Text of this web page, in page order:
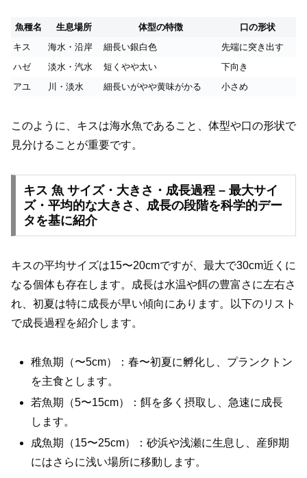
魚種名 生息場所 体型の特徴
口の形状
キス
海水・沿岸 細長い銀白色
先端に突き出す
ハゼ
淡水・汽水 短くやや太い
下向き
アユ
川・淡水 細長いがやや黄味がかる 小さめ
このように、キスは海水魚であること、体型や口の形状で
見分けることが重要です。
キス 魚 サイズ・大きさ・成長過程 – 最大サイ
ズ・平均的な大きさ、成長の段階を科学的デー
タを基に紹介
キスの平均サイズは15〜20cmですが、最大で30cm近くに
なる個体も存在します。成長は水温や餌の豊富さに左右さ
れ、初夏は特に成長が早い傾向にあります。以下のリスト
で成長過程を紹介します。
稚魚期（〜5cm）：春〜初夏に孵化し、プランクトン
を主食とします。
若魚期（5〜15cm）：餌を多く摂取し、急速に成長
します。
成魚期（15〜25cm）：砂浜や浅瀬に生息し、産卵期
にはさらに浅い場所に移動します。